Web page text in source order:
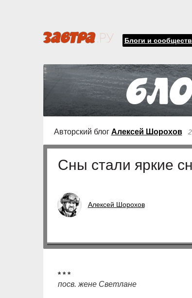
Блоги и
Авторский блог Алексей Шорохов
Сны стали яркие
Алексей Шорохов
* * *
посв. жене Светлане